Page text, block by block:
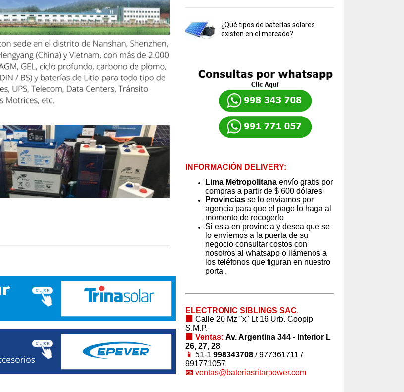
¿Qué tipos de baterías solares
existen en el mercado?
INFORMACIÓN DELIVERY:
Lima Metropolitanaenvío gratis por
compras a partir de $ 600 dólares
Provinciasse lo enviamos por
agencia para que el pago lo haga al
momento de recogerlo
Si esta en provincia y desea que se
lo enviemos a la puerta de su
negocio consultar costos con
nosotros al whatsapp o llámenos a
los teléfonos que figuran en nuestro
portal.
ELECTRONIC SIBLINGS SAC.
🏢 Calle 20 Mz "x" Lt 16 Urb. Coopip
S.M.P.
🏢 Ventas: Av. Argentina 344 - Interior L
26, 27, 28
📱 51-1 998343708/ 977361711 /
991771057
📧 ventas@bateriasritarpower.com